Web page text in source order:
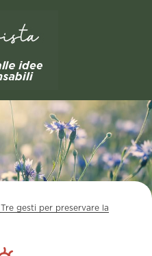
Tre gesti per preservare la